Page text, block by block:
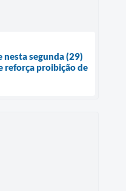
segunda (29)
reforça proibição de